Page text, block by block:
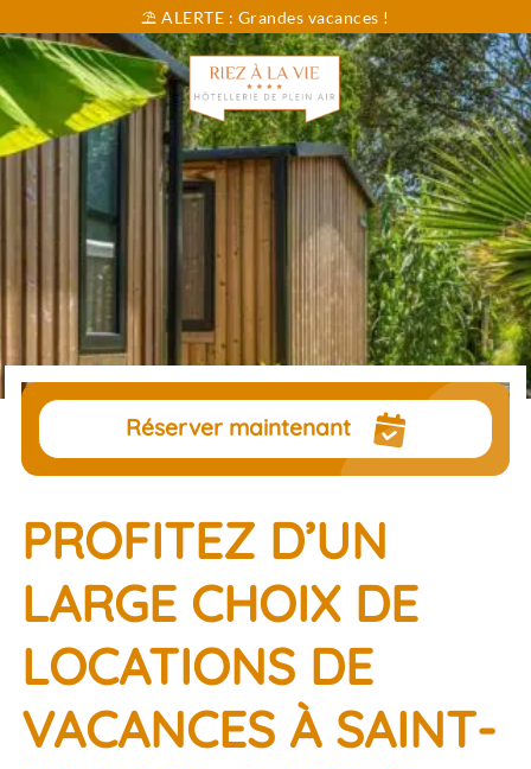
⛱️ ALERTE : Grandes vacances !
Réserver maintenant
PROFITEZ D’UN
LARGE CHOIX DE
LOCATIONS DE
VACANCES À SAINT-
Vous cherchez...
Dates Sélectionnez vos dates
Voyageurs pers.